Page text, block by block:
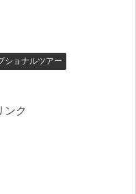
ショナルツアー
ンク